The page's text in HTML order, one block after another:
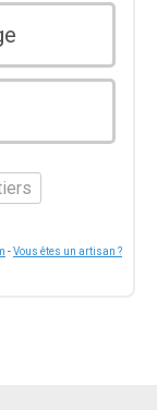
-Vous êtes un artisan ?